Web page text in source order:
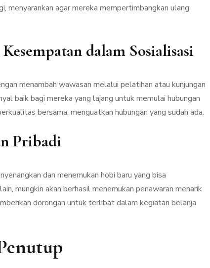
menyarankan agar mereka mempertimbangkan ulang
dalam Sosialisasi
menambah wawasan melalui pelatihan atau kunjungan
baik bagi mereka yang lajang untuk memulai hubungan
bersama, menguatkan hubungan yang sudah ada.
Pribadi
dan menemukan hobi baru yang bisa
mungkin akan berhasil menemukan penawaran menarik
dorongan untuk terlibat dalam kegiatan belanja